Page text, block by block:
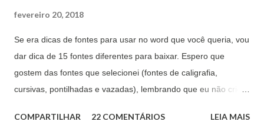
fevereiro 20, 2018
Se era dicas de fontes para usar no word que você queria, vou
dar dica de 15 fontes diferentes para baixar. Espero que
gostem das fontes que selecionei (fontes de caligrafia,
cursivas, pontilhadas e vazadas), lembrando que eu não criei
sites confiáveis que vocês podem baixar, todas as imagens
COMPARTILHAR 22 COMENTÁRIOS LEIA MAIS